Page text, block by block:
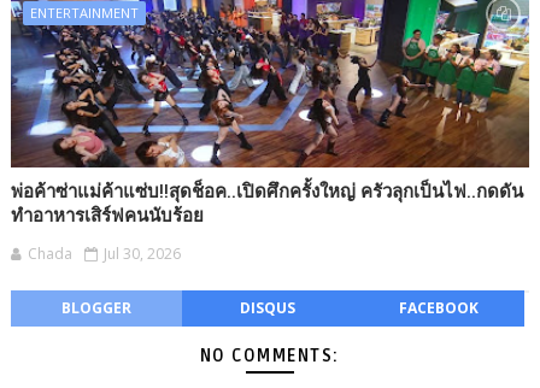
ENTERTAINMENT
พ่อค้าซ่าแม่ค้าแซ่บ!!สุดช็อค..เปิดศึกครั้งใหญ่ ครัวลุกเป็นไฟ..กดดัน
ทำอาหารเสิร์ฟคนนับร้อย
Chada Jul 30, 2026
BLOGGER DISQUS FACEBOOK
NO COMMENTS: